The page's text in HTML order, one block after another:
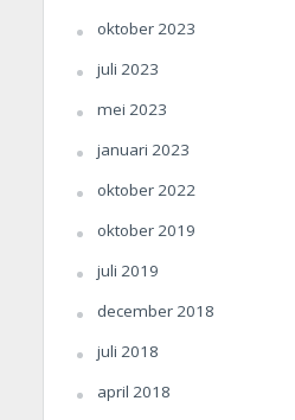
oktober 2023
juli 2023
mei 2023
januari 2023
oktober 2022
oktober 2019
juli 2019
december 2018
juli 2018
april 2018